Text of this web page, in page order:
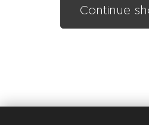
Continue